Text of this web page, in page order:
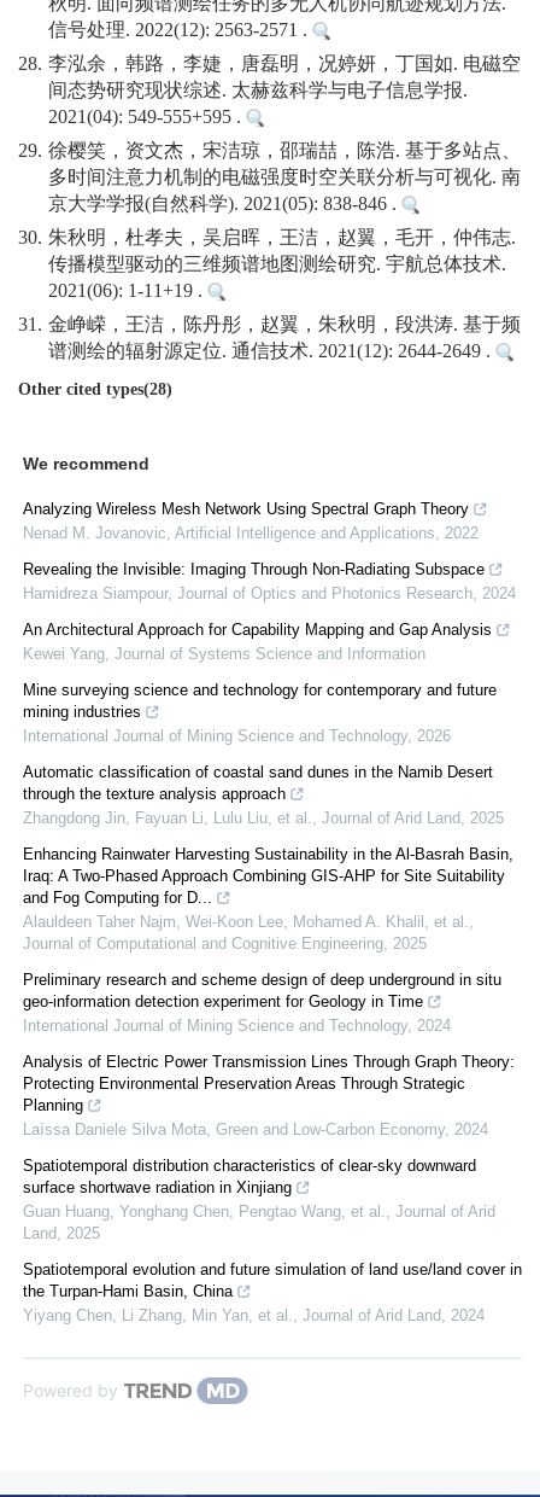
信号处理. 2022(12): 2563-2571 .
28. 李泓余，韩路，李婕，唐磊明，况婷妍，丁国如. 电磁空
间态势研究现状综述. 太赫兹科学与电子信息学报.
2021(04): 549-555+595 .
29. 徐樱笑，资文杰，宋洁琼，邵瑞喆，陈浩. 基于多站点、
多时间注意力机制的电磁强度时空关联分析与可视化. 南
京大学学报(自然科学). 2021(05): 838-846 .
30. 朱秋明，杜孝夫，吴启晖，王洁，赵翼，毛开，仲伟志.
传播模型驱动的三维频谱地图测绘研究. 宇航总体技术.
2021(06): 1-11+19 .
31. 金峥嵘，王洁，陈丹彤，赵翼，朱秋明，段洪涛. 基于频
谱测绘的辐射源定位. 通信技术. 2021(12): 2644-2649 .
Other cited types(28)
We recommend
Analyzing Wireless Mesh Network Using Spectral Graph Theory
Nenad M. Jovanovic, Artificial Intelligence and Applications, 2022
Revealing the Invisible: Imaging Through Non-Radiating Subspace
Hamidreza Siampour, Journal of Optics and Photonics Research, 2024
An Architectural Approach for Capability Mapping and Gap Analysis
Kewei Yang, Journal of Systems Science and Information
Mine surveying science and technology for contemporary and future
mining industries
International Journal of Mining Science and Technology, 2026
Automatic classification of coastal sand dunes in the Namib Desert
through the texture analysis approach
Zhangdong Jin, Fayuan Li, Lulu Liu, et al., Journal of Arid Land, 2025
Enhancing Rainwater Harvesting Sustainability in the Al-Basrah Basin,
Iraq: A Two-Phased Approach Combining GIS-AHP for Site Suitability
and Fog Computing for D...
Alauldeen Taher Najm, Wei-Koon Lee, Mohamed A. Khalil, et al.,
Journal of Computational and Cognitive Engineering, 2025
Preliminary research and scheme design of deep underground in situ
geo-information detection experiment for Geology in Time
International Journal of Mining Science and Technology, 2024
Analysis of Electric Power Transmission Lines Through Graph Theory:
Protecting Environmental Preservation Areas Through Strategic
Planning
Laíssa Daniele Silva Mota, Green and Low-Carbon Economy, 2024
Spatiotemporal distribution characteristics of clear-sky downward
surface shortwave radiation in Xinjiang
Guan Huang, Yonghang Chen, Pengtao Wang, et al., Journal of Arid
Land, 2025
Spatiotemporal evolution and future simulation of land use/land cover in
the Turpan-Hami Basin, China
Yiyang Chen, Li Zhang, Min Yan, et al., Journal of Arid Land, 2024
Powered by